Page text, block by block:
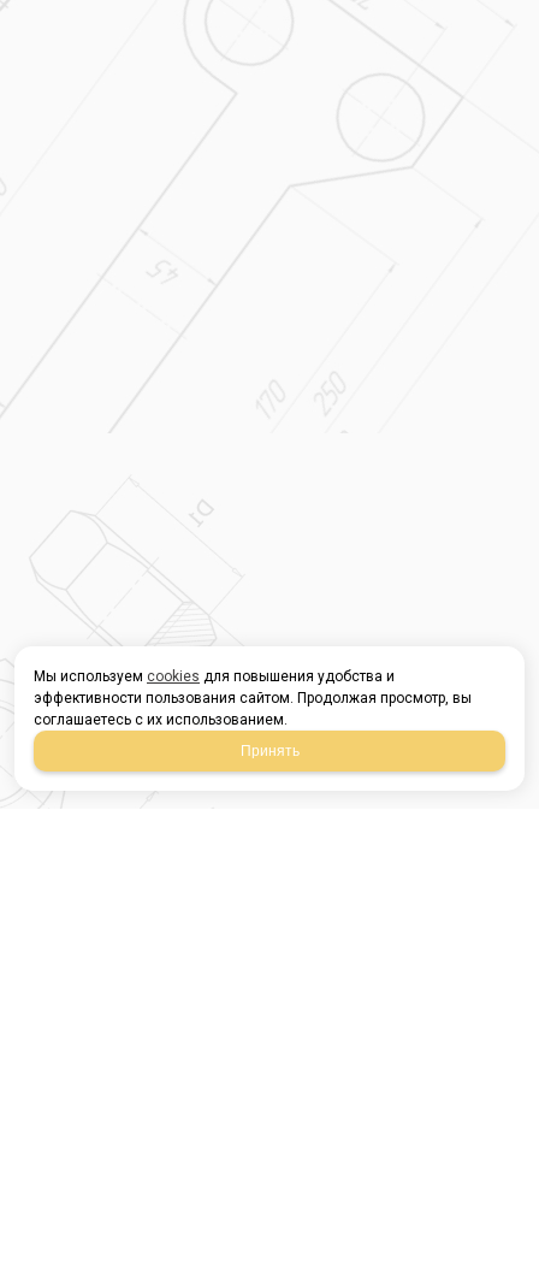
Мы используем cookies для повышения удобства и
эффективности пользования сайтом. Продолжая просмотр, вы
соглашаетесь с их использованием.
Принять